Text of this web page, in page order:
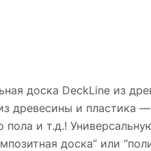
доска DeckLine из
древесины и пластика
пола и т.д.!
доска” или